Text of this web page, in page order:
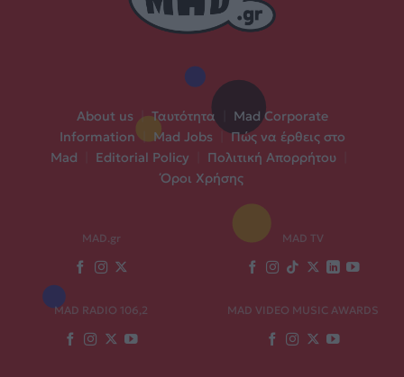
About us | Ταυτότητα
Mad Corporate
Information | Mad Jobs
Πώς να έρθεις στο
Mad
Editorial Policy Πολιτική Απορρήτου
Όροι Χρήσης
MAD.gr MAD TV
MAD RADIO 106,2 MAD VIDEO MUSIC AWARDS